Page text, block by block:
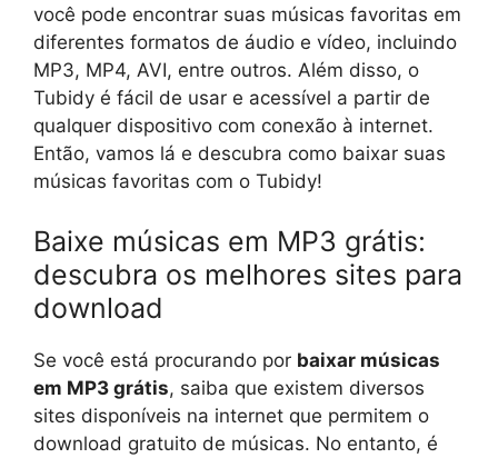
você pode encontrar suas músicas favoritas em
diferentes formatos de áudio e vídeo, incluindo
MP3, MP4, AVI, entre outros. Além disso, o
Tubidy é fácil de usar e acessível a partir de
qualquer dispositivo com conexão à internet.
Então, vamos lá e descubra como baixar suas
músicas favoritas com o Tubidy!
Baixe músicas em MP3 grátis:
descubra os melhores sites para
download
Se você está procurando por baixar músicas
em MP3 grátis, saiba que existem diversos
sites disponíveis na internet que permitem o
download gratuito de músicas. No entanto, é